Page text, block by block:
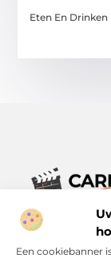
Een cookiebanner
Eten En Drinken
Ontdek een
informeren